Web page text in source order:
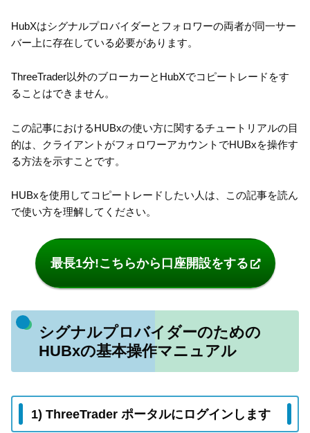
HubXはシグナルプロバイダーとフォロワーの両者が同一サー
バー上に存在している必要があります。
ThreeTrader以外のブローカーとHubXでコピートレードをす
ることはできません。
この記事におけるHUBxの使い方に関するチュートリアルの目
的は、クライアントがフォロワーアカウントでHUBxを操作す
る方法を示すことです。
HUBxを使用してコピートレードしたい人は、この記事を読ん
で使い方を理解してください。
最長1分!こちらから口座開設をする
シグナルプロバイダーのための
HUBxの基本操作マニュアル
1) ThreeTrader ポータルにログインします